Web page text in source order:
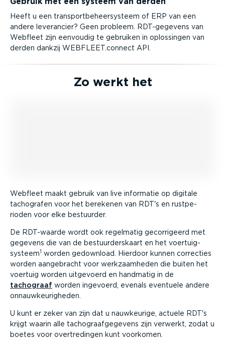
Heeft u een trans­port­be­heer­systeem of ERP van een
andere leverancier? Geen probleem. RDT-ge­gevens van
Webfleet zijn eenvoudig te gebruiken in oplossingen van
derden dankzij WEBFLEET.connect API.
Zo werkt het
Webfleet maakt gebruik van live informatie op digitale
tachografen voor het berekenen van RDT's en rustpe­
rioden voor elke bestuurder.
De RDT-waarde wordt ook regelmatig gecor­ri­geerd met
gegevens die van de bestuur­ders­kaart en het voertuig­
systeem1 worden gedownload. Hierdoor kunnen correcties
worden aangebracht voor werkzaam­heden die buiten het
voertuig worden uitgevoerd en handmatig in de
tachograaf worden ingevoerd, evenals eventuele andere
onnauw­keu­rig­heden.
U kunt er zeker van zijn dat u nauwkeurige, actuele RDT's
krijgt waarin alle tacho­graaf­ge­gevens zijn verwerkt, zodat u
boetes voor overtre­dingen kunt voorkomen.